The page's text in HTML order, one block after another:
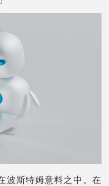
波斯特姆意料之中。在